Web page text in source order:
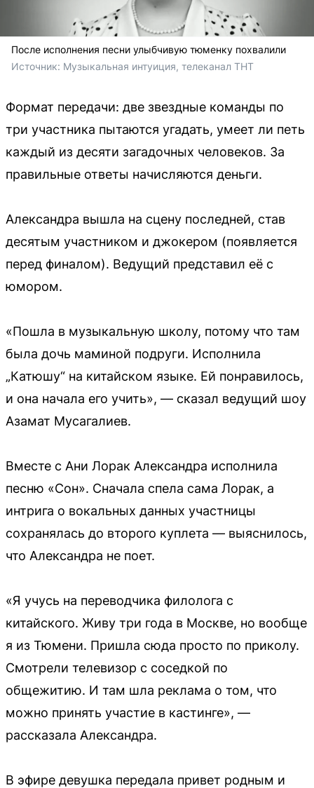
После исполнения песни улыбчивую тюменку похвалили
Источник: Музыкальная интуиция, телеканал ТНТ
Формат передачи: две звездные команды по
три участника пытаются угадать, умеет ли петь
каждый из десяти загадочных человеков. За
правильные ответы начисляются деньги.
Александра вышла на сцену последней, став
десятым участником и джокером (появляется
перед финалом). Ведущий представил её с
юмором.
«Пошла в музыкальную школу, потому что там
была дочь маминой подруги. Исполнила
„Катюшу“ на китайском языке. Ей понравилось,
и она начала его учить», — сказал ведущий шоу
Азамат Мусагалиев.
Вместе с Ани Лорак Александра исполнила
песню «Сон». Сначала спела сама Лорак, а
интрига о вокальных данных участницы
сохранялась до второго куплета — выяснилось,
что Александра не поет.
«Я учусь на переводчика филолога с
китайского. Живу три года в Москве, но вообще
я из Тюмени. Пришла сюда просто по приколу.
Смотрели телевизор с соседкой по
общежитию. И там шла реклама о том, что
можно принять участие в кастинге», —
рассказала Александра.
В эфире девушка передала привет родным и